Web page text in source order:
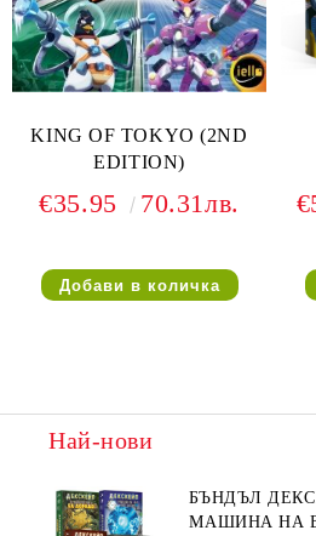
KING OF TOKYO (2ND
EDITION)
€35.95 70.31лв.
Най-нови
БЪНДЪЛ
МАШИНА НА